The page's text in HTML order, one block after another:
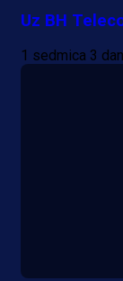
Uz BH
1 sedmica 3 dan